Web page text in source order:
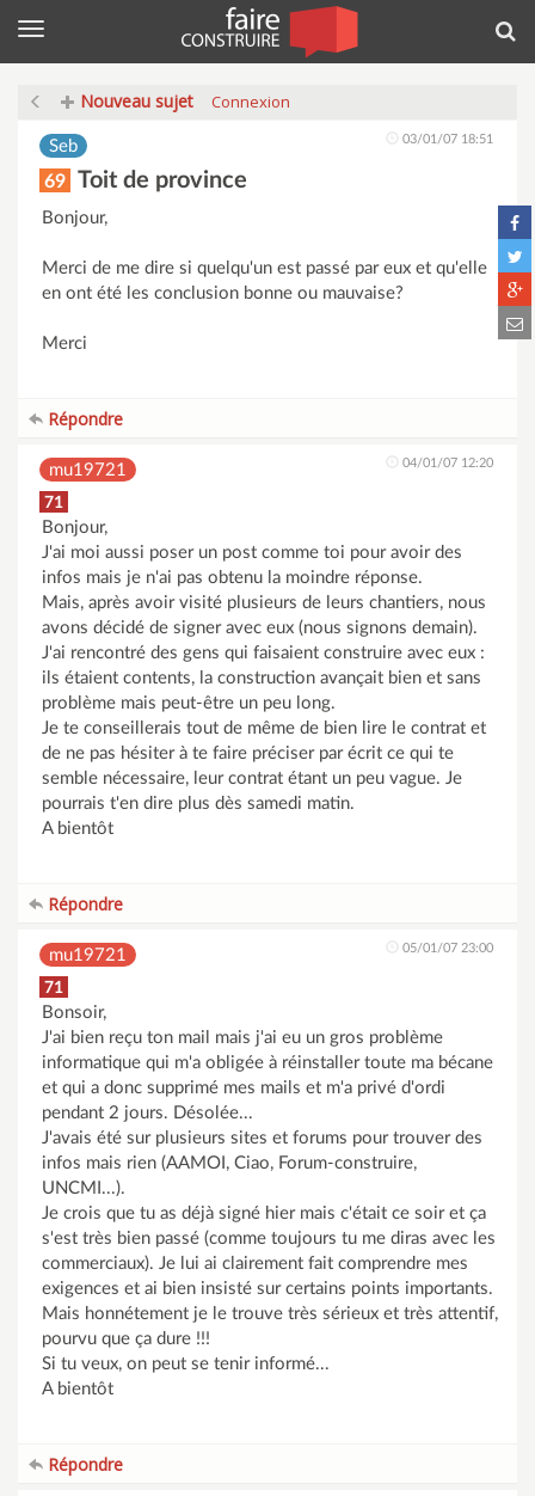
Menu
Nouveau sujet Connexion
Seb 03/01/07 18:51
69 Toit de province
Bonjour,
Merci de me dire si quelqu'un est passé par eux et qu'elle
en ont été les conclusion bonne ou mauvaise?
Merci
Répondre
mu19721 04/01/07 12:20
71
Bonjour,
J'ai moi aussi poser un post comme toi pour avoir des
infos mais je n'ai pas obtenu la moindre réponse.
Mais, après avoir visité plusieurs de leurs chantiers, nous
avons décidé de signer avec eux (nous signons demain).
J'ai rencontré des gens qui faisaient construire avec eux :
ils étaient contents, la construction avançait bien et sans
problème mais peut-être un peu long.
Je te conseillerais tout de même de bien lire le contrat et
de ne pas hésiter à te faire préciser par écrit ce qui te
semble nécessaire, leur contrat étant un peu vague. Je
pourrais t'en dire plus dès samedi matin.
A bientôt
Répondre
mu19721 05/01/07 23:00
71
Bonsoir,
J'ai bien reçu ton mail mais j'ai eu un gros problème
informatique qui m'a obligée à réinstaller toute ma bécane
et qui a donc supprimé mes mails et m'a privé d'ordi
pendant 2 jours. Désolée...
J'avais été sur plusieurs sites et forums pour trouver des
infos mais rien (AAMOI, Ciao, Forum-construire,
UNCMI...).
Je crois que tu as déjà signé hier mais c'était ce soir et ça
s'est très bien passé (comme toujours tu me diras avec les
commerciaux). Je lui ai clairement fait comprendre mes
exigences et ai bien insisté sur certains points importants.
Mais honnétement je le trouve très sérieux et très attentif,
pourvu que ça dure !!!
Si tu veux, on peut se tenir informé...
A bientôt
Répondre